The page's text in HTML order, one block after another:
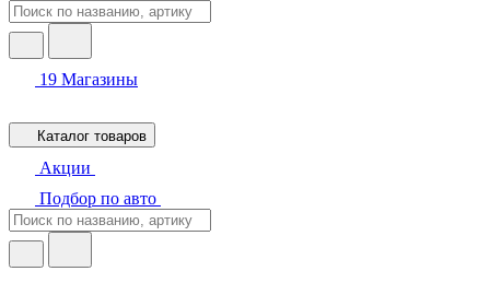
19 Магазины
Каталог товаров
Акции
Подбор по авто